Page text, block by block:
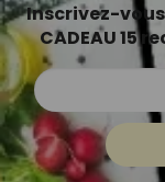
Inscrivez-
CADEAU 15